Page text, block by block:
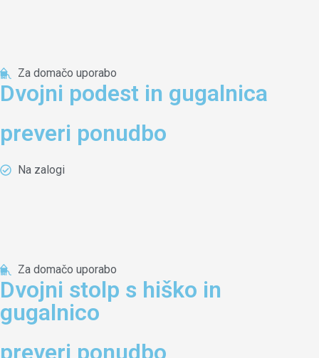
Za domačo uporabo
Dvojni podest in gugalnica
preveri ponudbo
Na zalogi
Za domačo uporabo
Dvojni stolp s hiško in
gugalnico
preveri ponudbo